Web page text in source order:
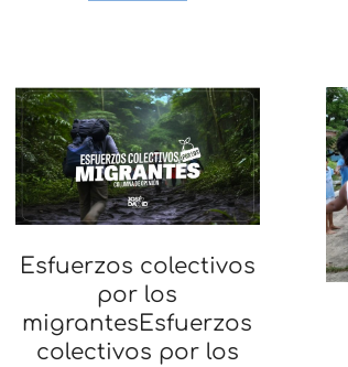
Esfuerzos colectivos
por los
migrantesEsfuerzos
colectivos por los